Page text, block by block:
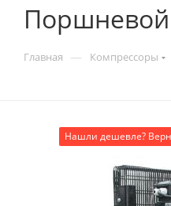
Поршневой
Главная — Компрессоры
Нашли дешевле?